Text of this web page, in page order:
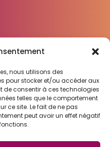
nous utilisons des
pour stocker et/ou accéder aux
de consentir à ces technologies
telles que le comportement
ce site. Le fait de ne pas
peut avoir un effet négatif